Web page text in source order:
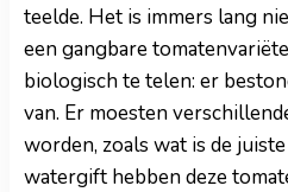
teelde. Het is immers lang
een gangbare
biologisch te telen: er
van. Er moesten
worden, zoals wat is de
watergift hebben deze